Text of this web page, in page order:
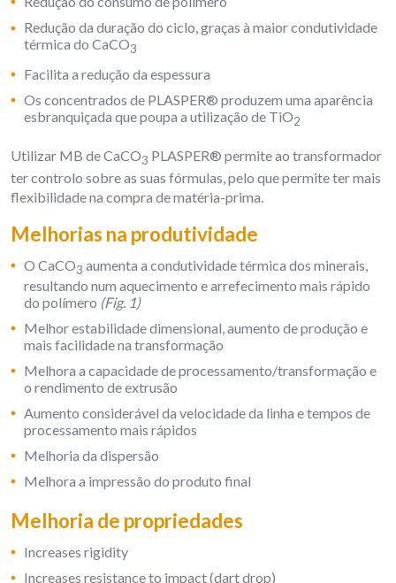
Redução da duração do ciclo, graças à maior condutividade
térmica do CaCO3
Facilita a redução da espessura
Os concentrados de PLASPER® produzem uma aparência
esbranquiçada que poupa a utilização de TiO2
Utilizar MB de CaCO3 PLASPER® permite ao transformador
ter controlo sobre as suas fórmulas, pelo que permite ter mais
flexibilidade na compra de matéria-prima.
Melhorias na produtividade
O CaCO3 aumenta a condutividade térmica dos minerais,
resultando num aquecimento e arrefecimento mais rápido
do polímero (Fig. 1)
Melhor estabilidade dimensional, aumento de produção e
mais facilidade na transformação
Melhora a capacidade de processamento/transformação e
o rendimento de extrusão
Aumento considerável da velocidade da linha e tempos de
processamento mais rápidos
Melhoria da dispersão
Melhora a impressão do produto final
Melhoria de propriedades
Increases rigidity
Increases resistance to impact (dart drop)